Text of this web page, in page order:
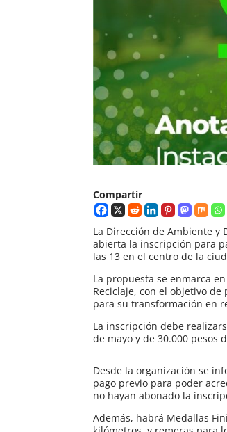
Compartir
La Dirección de Ambiente
abierta la inscripción para
las 13 en el centro de la
La propuesta se enmarca
Reciclaje, con el objetivo
para su transformación en
La inscripción debe
de mayo y de 30.000 pesos
Desde la organización se
pago previo para poder
no hayan abonado la
Además, habrá Medallas